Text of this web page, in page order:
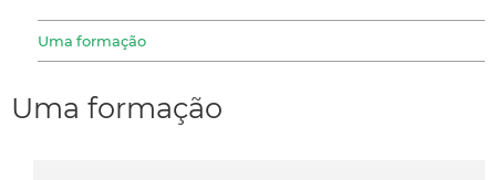
Uma formação
Uma formação